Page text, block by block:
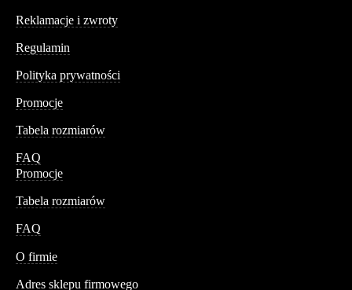
Reklamacje i zwroty
Regulamin
Polityka prywatności
Promocje
Tabela rozmiarów
FAQ
Promocje
Tabela rozmiarów
FAQ
O firmie
Adres sklepu firmowego